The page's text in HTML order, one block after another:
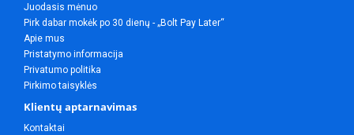
Juodasis mėnuo
Pirk dabar mokėk po 30 dienų - „Bolt Pay Later“
Apie mus
Pristatymo informacija
Privatumo politika
Pirkimo taisyklės
Klientų aptarnavimas
Kontaktai